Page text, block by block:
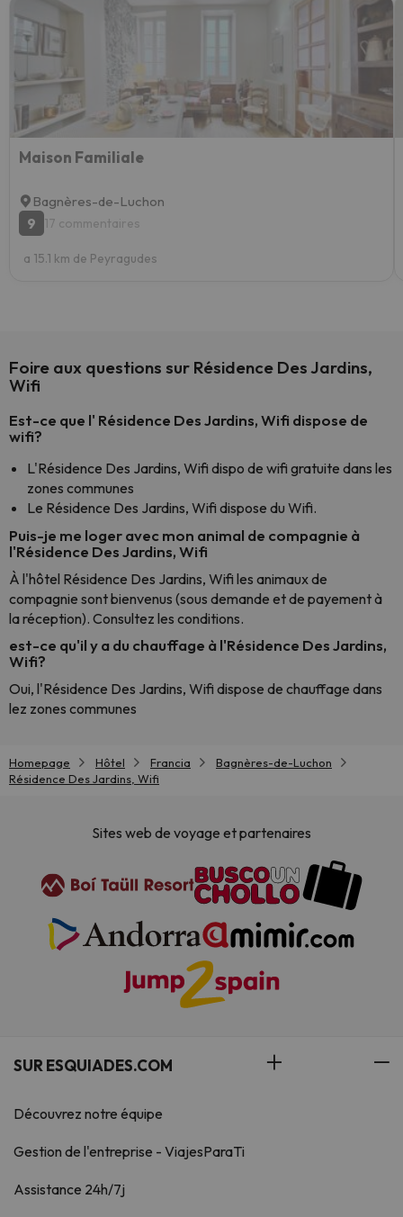
Maison Familiale
Bagnères-de-Luchon
9
17 commentaires
a 15.1 km de Peyragudes
Foire aux questions sur Résidence Des Jardins,
Wifi
Est-ce que l' Résidence Des Jardins, Wifi dispose de
wifi?
L'Résidence Des Jardins, Wifi dispo de wifi gratuite dans les
zones communes
Le Résidence Des Jardins, Wifi dispose du Wifi.
Puis-je me loger avec mon animal de compagnie à
l'Résidence Des Jardins, Wifi
À l'hôtel Résidence Des Jardins, Wifi les animaux de
compagnie sont bienvenus (sous demande et de payement à
la réception). Consultez les conditions.
est-ce qu'il y a du chauffage à l'Résidence Des Jardins,
Wifi?
Oui, l'Résidence Des Jardins, Wifi dispose de chauffage dans
lez zones communes
Homepage Hôtel Francia
Bagnères-de-Luchon
Résidence Des Jardins, Wifi
Sites web de voyage et partenaires
SUR ESQUIADES.COM
Découvrez notre équipe
Gestion de l'entreprise - ViajesParaTi
Assistance 24h/7j